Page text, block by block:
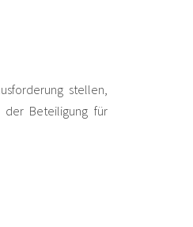
stellen,
der Beteiligung für